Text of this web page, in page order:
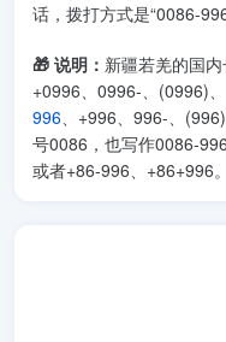
话，拨打方式是“0086-
🎁 说明： 新疆若羌的国
+0996、0996-、(0996)
996、+996、996-、
号0086，也写作0086-
或者+86-996、+86+996。